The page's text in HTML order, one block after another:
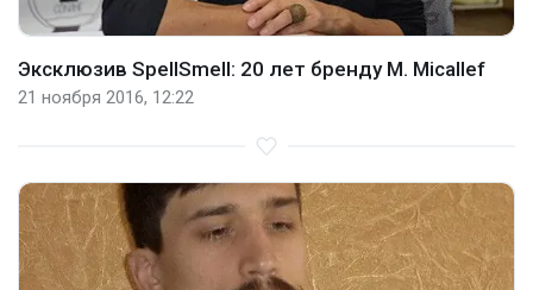
Эксклюзив SpellSmell: 20 лет бренду M. Micallef
21 ноября 2016, 12:22